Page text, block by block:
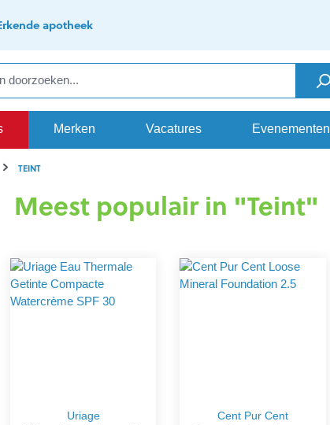
apotheek
Merken Vacatures Evenementen
TEINT
Meest populair in "Teint"
Uriage Cent Pur Cent